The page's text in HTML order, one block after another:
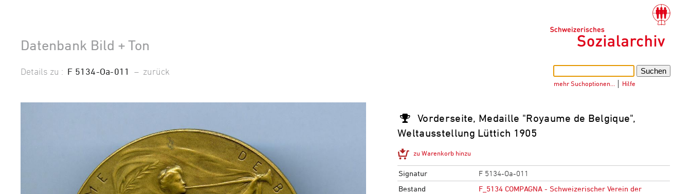
Datenbank Bild + Ton
mehr Suchoptionen… Hilfe
Details zu : F 5134-Oa-011 – zurück
Vorderseite, Medaille "Royaume de Belgique",
Weltausstellung Lüttich 1905
zu Warenkorb hinzu
Signatur
F 5134-Oa-011
Bestand
F_5134 COMPAGNA - Schweizerischer Verein der